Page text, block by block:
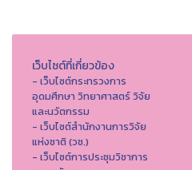
เว็บไซต์ที่เกี่ยวข้อง
- เว็บไซต์กระทรวงการ
อุดมศึกษา วิทยาศาสตร์ วิจัย
และนวัตกรรม
- เว็บไซต์สำนักงานการวิจัย
แห่งชาติ (วช.)
- เว็บไซต์การประชุมวิชาการ